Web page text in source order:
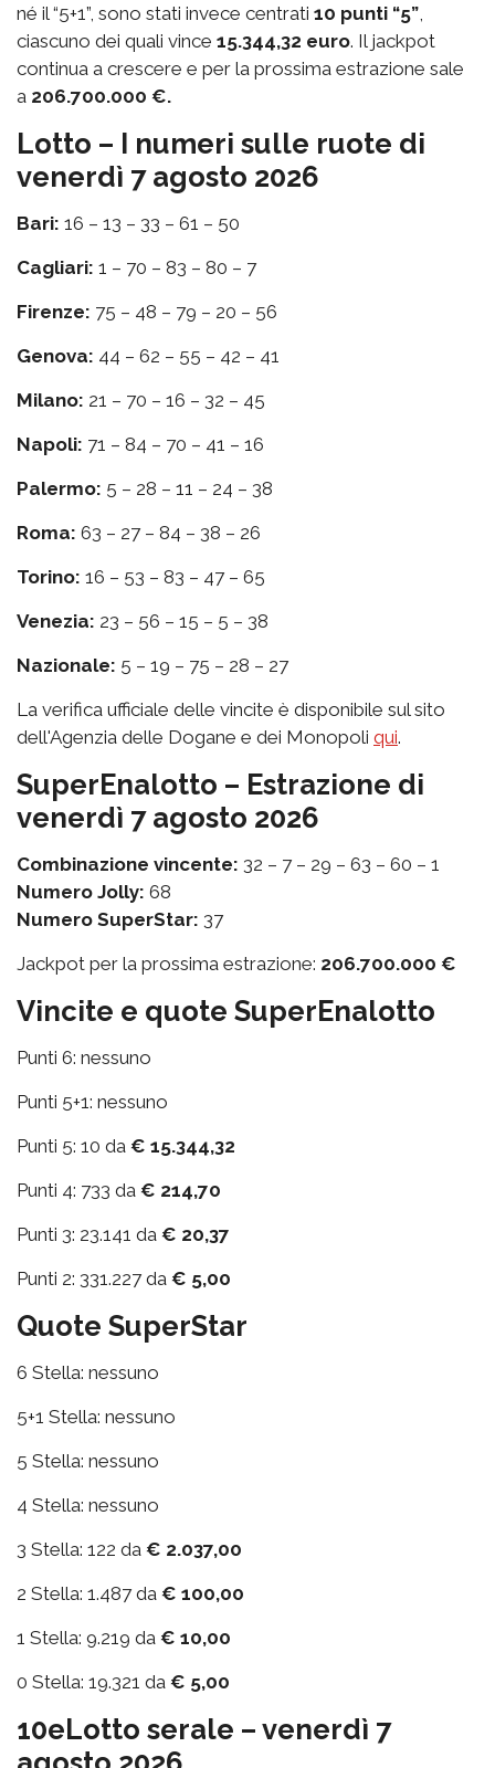
né il “5+1”, sono stati invece centrati 10 punti “5”,
ciascuno dei quali vince 15.344,32 euro. Il jackpot
continua a crescere e per la prossima estrazione sale
a 206.700.000 €.
Lotto – I numeri sulle ruote di
venerdì 7 agosto 2026
Bari: 16 – 13 – 33 – 61 – 50
Cagliari: 1 – 70 – 83 – 80 – 7
Firenze: 75 – 48 – 79 – 20 – 56
Genova: 44 – 62 – 55 – 42 – 41
Milano: 21 – 70 – 16 – 32 – 45
Napoli: 71 – 84 – 70 – 41 – 16
Palermo: 5 – 28 – 11 – 24 – 38
Roma: 63 – 27 – 84 – 38 – 26
Torino: 16 – 53 – 83 – 47 – 65
Venezia: 23 – 56 – 15 – 5 – 38
Nazionale: 5 – 19 – 75 – 28 – 27
La verifica ufficiale delle vincite è disponibile sul sito
dell'Agenzia delle Dogane e dei Monopoli qui.
SuperEnalotto – Estrazione di
venerdì 7 agosto 2026
Combinazione vincente: 32 – 7 – 29 – 63 – 60 – 1
Numero Jolly: 68
Numero SuperStar: 37
Jackpot per la prossima estrazione: 206.700.000 €
Vincite e quote SuperEnalotto
Punti 6: nessuno
Punti 5+1: nessuno
Punti 5: 10 da € 15.344,32
Punti 4: 733 da € 214,70
Punti 3: 23.141 da € 20,37
Punti 2: 331.227 da € 5,00
Quote SuperStar
6 Stella: nessuno
5+1 Stella: nessuno
5 Stella: nessuno
4 Stella: nessuno
3 Stella: 122 da € 2.037,00
2 Stella: 1.487 da € 100,00
1 Stella: 9.219 da € 10,00
0 Stella: 19.321 da € 5,00
10eLotto serale – venerdì 7